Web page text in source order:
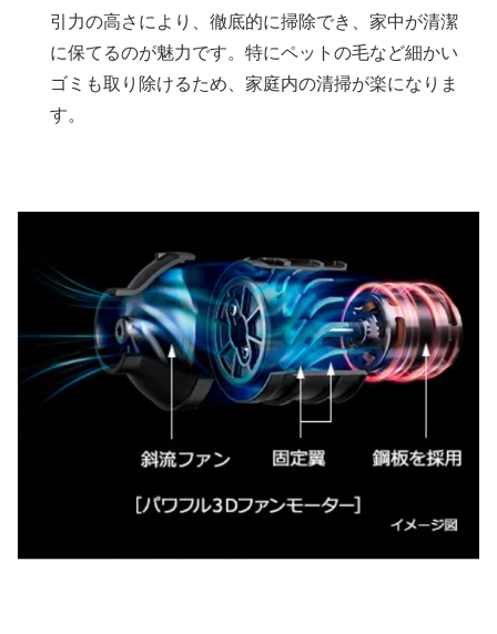
引力の高さにより、徹底的に掃除でき、家中が清潔
に保てるのが魅力です。特にペットの毛など細かい
ゴミも取り除けるため、家庭内の清掃が楽になりま
す。